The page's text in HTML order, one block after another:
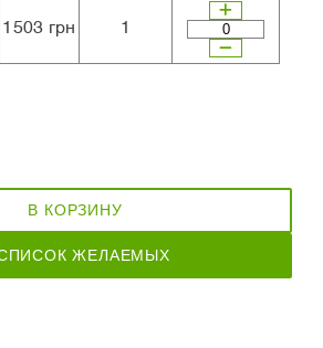
1503 грн 1
В КОРЗИНУ
ЖЕЛАЕМЫХ